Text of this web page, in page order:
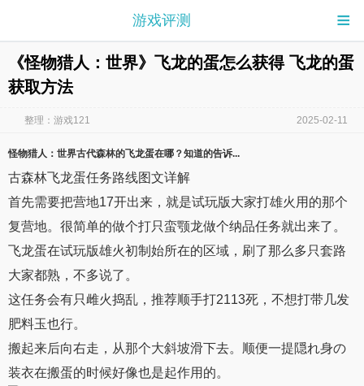
≡
游戏评测
《怪物猎人：世界》飞龙的蛋怎么获得 飞龙的蛋
获取方法
整理：游戏121 2025-02-11
怪物猎人 ： 世界古代森林的飞龙蛋在哪？知道的告诉...
古森林飞龙蛋任务路线图文详解
首先需要把营地17开出来，就是试玩版大家打雄火用的那个
复营地。很简单的做个打只蛮颚龙做个纳品任务就出来了。
飞龙蛋在试玩版雄火初制始所在的区域，刷了那么多只套路
大家都熟，不多说了。
这任务会有只雌火捣乱，推荐顺手打2113死，不想打带几发
肥料玉也行。
搬起来后向右走，从那个大斜坡滑下去。顺便一提隠れ身の
装衣在搬蛋的时候好像也是起作用的。